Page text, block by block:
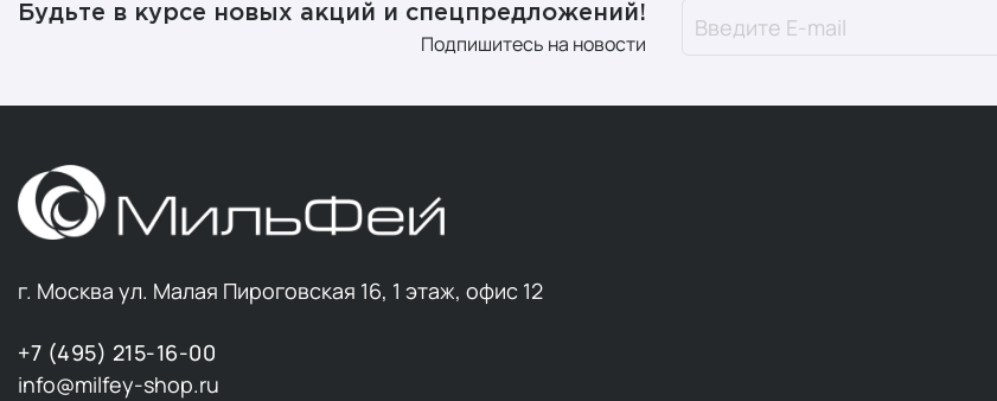
Будьте в курсе новых акций и спецпредложений!
Подпишитесь на новости
г. Москва ул. Малая Пироговская 16, 1 этаж, офис 12
+7 (495) 215-16-00
info@milfey-shop.ru